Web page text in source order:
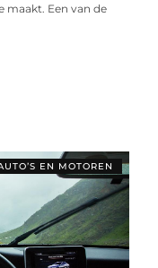
maakt. Een van de
EN MOTOREN